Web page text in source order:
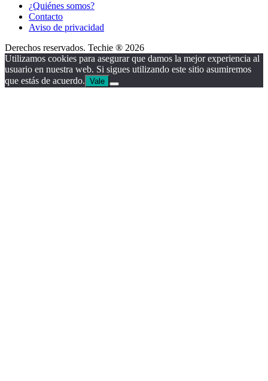
¿Quiénes somos?
Contacto
Aviso de privacidad
Derechos reservados. Techie ® 2026
Utilizamos cookies para asegurar que damos la mejor experiencia al
usuario en nuestra web. Si sigues utilizando este sitio asumiremos
que estás de acuerdo. Vale